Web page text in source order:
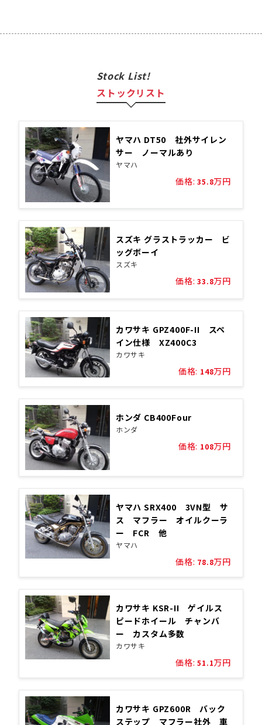
Stock List!
ストックリスト
ヤマハ DT50 社外サイレン
サー ノーマルあり
ヤマハ
価格: 35.8万円
スズキ グラストラッカー ビ
ッグボーイ
スズキ
価格: 33.8万円
カワサキ GPZ400F-II スペ
イン仕様 XZ400C3
カワサキ
価格: 148万円
ホンダ CB400Four
ホンダ
価格: 108万円
ヤマハ SRX400 3VN型 サ
ス マフラー オイルクーラ
ー FCR 他
ヤマハ
価格: 78.8万円
カワサキ KSR-II ゲイルス
ピードホイール チャンバ
ー カスタム多数
カワサキ
価格: 51.1万円
カワサキ GPZ600R バック
ステップ マフラー社外 車